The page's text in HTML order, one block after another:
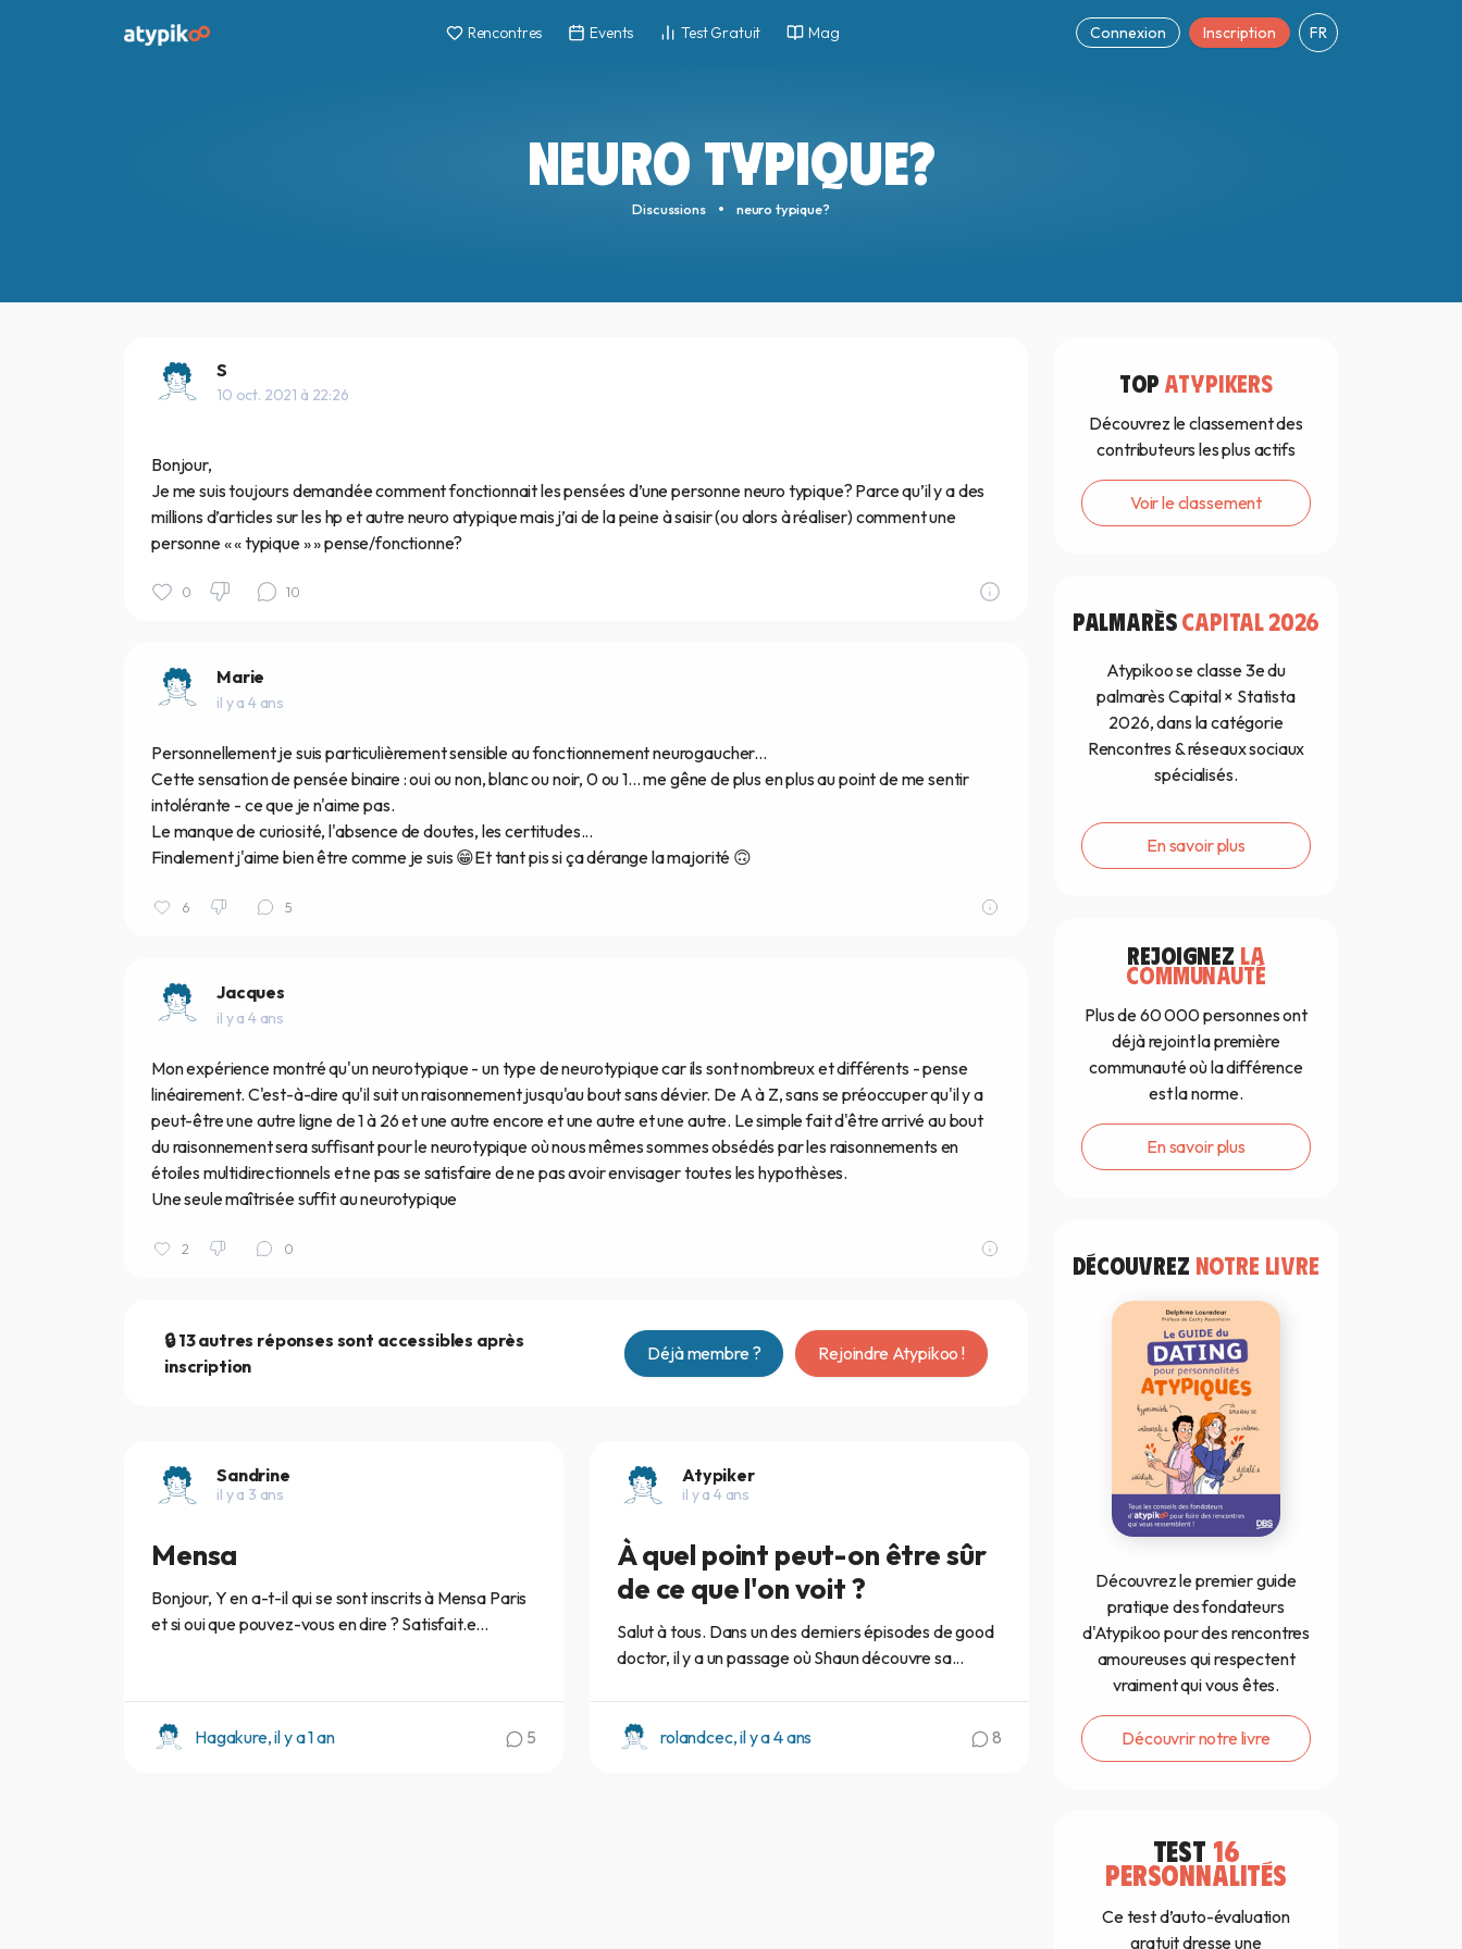
Connexion Inscription FR
Rencontres Events Test Gratuit Mag
NEURO TYPIQUE?
Discussions neuro typique?
S
10 oct. 2021 à 22:26
Bonjour,
Je me suis toujours demandée comment fonctionnait les pensées d’une personne neuro typique? Parce qu’il y a des
millions d’articles sur les hp et autre neuro atypique mais j’ai de la peine à saisir (ou alors à réaliser) comment une
personne « « typique » » pense/fonctionne?
0 10
Marie
il y a 4 ans
Personnellement je suis particulièrement sensible au fonctionnement neurogaucher...
Cette sensation de pensée binaire : oui ou non, blanc ou noir, 0 ou 1... me gêne de plus en plus au point de me sentir
intolérante - ce que je n'aime pas.
Le manque de curiosité, l'absence de doutes, les certitudes...
Finalement j'aime bien être comme je suis 😁Et tant pis si ça dérange la majorité 🙃
6 5
Jacques
il y a 4 ans
Mon expérience montré qu'un neurotypique - un type de neurotypique car ils sont nombreux et différents - pense
linéairement. C'est-à-dire qu'il suit un raisonnement jusqu'au bout sans dévier. De A à Z, sans se préoccuper qu'il y a
peut-être une autre ligne de 1 à 26 et une autre encore et une autre et une autre. Le simple fait d'être arrivé au bout
du raisonnement sera suffisant pour le neurotypique où nous mêmes sommes obsédés par les raisonnements en
étoiles multidirectionnels et ne pas se satisfaire de ne pas avoir envisager toutes les hypothèses.
Une seule maîtrisée suffit au neurotypique
2 0
🔒 13 autres réponses sont accessibles après
inscription
Déjà membre ? Rejoindre Atypikoo !
Sandrine
il y a 3 ans
Mensa
Bonjour, Y en a-t-il qui se sont inscrits à Mensa Paris
et si oui que pouvez-vous en dire ? Satisfait.e...
Hagakure, il y a 1 an 5
Atypiker
il y a 4 ans
À quel point peut-on être sûr
de ce que l'on voit ?
Salut à tous. Dans un des derniers épisodes de good
doctor, il y a un passage où Shaun découvre sa...
rolandcec, il y a 4 ans 8
TOP ATYPIKERS
Découvrez le classement des
contributeurs les plus actifs
Voir le classement
PALMARÈSCAPITAL 2026
Atypikoo se classe 3e du
palmarès Capital × Statista
2026, dans la catégorie
Rencontres & réseaux sociaux
spécialisés.
En savoir plus
REJOIGNEZ LA
COMMUNAUTÉ
Plus de 60 000 personnes ont
déjà rejoint la première
communauté où la différence
est la norme.
En savoir plus
DÉCOUVREZ NOTRE LIVRE
Découvrez le premier guide
pratique des fondateurs
d'Atypikoo pour des rencontres
amoureuses qui respectent
vraiment qui vous êtes.
Découvrir notre livre
TEST 16
PERSONNALITÉS
Ce test d’auto-évaluation
gratuit dresse une